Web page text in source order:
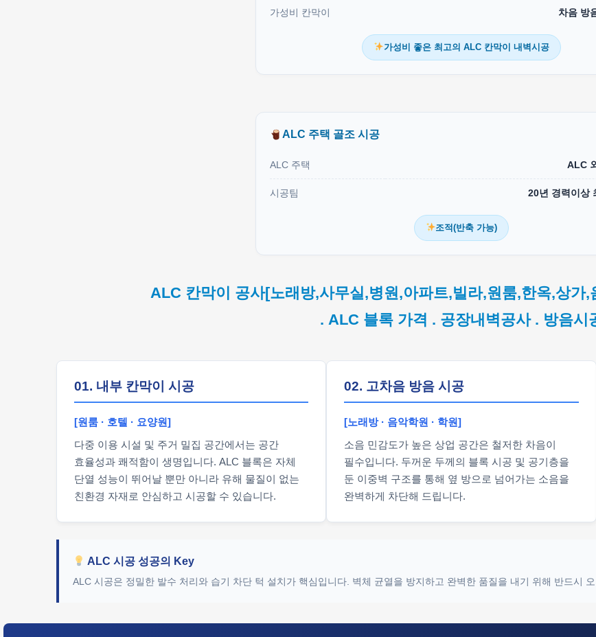
가성비 칸막이 차음 방
가성비 좋은 최고의 ALC 칸막이 내벽시공
ALC 주택 골조 시공
ALC 주택 ALC
시공팀 20년 경력이상
조적(반축 가능)
ALC 칸막이 공사[노래방,사무실,병원,아파트,빌라,원룸,한옥,상가
. ALC 블록 가격 . 공장내벽공사 . 방음시
01. 내부 칸막이 시공
[원룸 · 호텔 · 요양원]
다중 이용 시설 및 주거 밀집 공간에서는 공간
효율성과 쾌적함이 생명입니다. ALC 블록은 자체
단열 성능이 뛰어날 뿐만 아니라 유해 물질이 없는
친환경 자재로 안심하고 시공할 수 있습니다.
02. 고차음 방음 시공
[노래방 · 음악학원 · 학원]
소음 민감도가 높은 상업 공간은 철저한 차음이
필수입니다. 두꺼운 두께의 블록 시공 및 공기층을
둔 이중벽 구조를 통해 옆 방으로 넘어가는 소음을
완벽하게 차단해 드립니다.
ALC 시공 성공의 Key
ALC 시공은 정밀한 발수 처리와 습기 차단 턱 설치가 핵심입니다. 벽체 균열을 방지하고 완벽한 품질을 내기 위해 반드시